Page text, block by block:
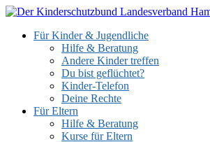
Zum
springenFür Kinder & Jugendliche
Hilfe & Beratung
Andere Kinder treffen
Du bist geflüchtet?
Kinder-Telefon
Deine Rechte
Für Eltern
Hilfe & Beratung
Kurse für Eltern